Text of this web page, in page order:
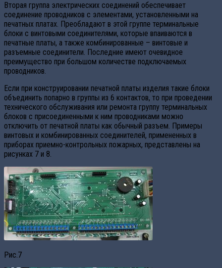
Вторая группа электрических соединений обеспечивает
соединение проводников с элементами, установленными на
печатных платах. Преобладают в этой группе терминальные
блоки с винтовыми соединителями, которые впаиваются в
печатные платы, а также комбинированные – винтовые и
разъемные соединители. Последние имеют очевидное
преимущество при большом количестве подключаемых
проводников.
Если при конструировании печатной платы изделия такие блоки
объединить попарно в группы из 6 контактов, то при проведении
технического обслуживания или ремонта группу терминальных
блоков с присоединенными к ним проводниками можно
отключить от печатной платы как обычный разъем. Примеры
винтовых и комбинированных соединителей, примененных в
приборах приемно-контрольных пожарных, представлены на
рисунках 7 и 8.
Рис.7